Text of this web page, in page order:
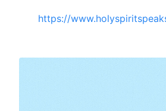
https://